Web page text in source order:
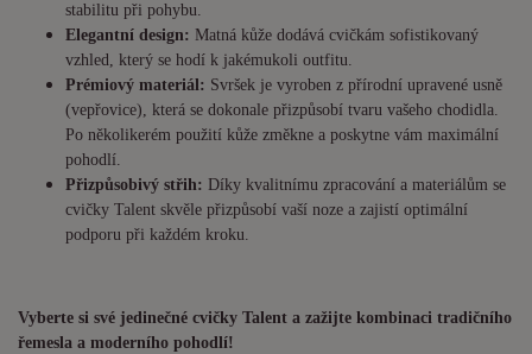
stabilitu při pohybu.
Elegantní design: Matná kůže dodává cvičkám sofistikovaný
vzhled, který se hodí k jakémukoli outfitu.
Prémiový materiál: Svršek je vyroben z přírodní upravené usně
(vepřovice), která se dokonale přizpůsobí tvaru vašeho chodidla.
Po několikerém použití kůže změkne a poskytne vám maximální
pohodlí.
Přizpůsobivý střih: Díky kvalitnímu zpracování a materiálům se
cvičky Talent skvěle přizpůsobí vaší noze a zajistí optimální
podporu při každém kroku.
Vyberte si své jedinečné cvičky Talent a zažijte kombinaci tradičního
řemesla a moderního pohodlí!